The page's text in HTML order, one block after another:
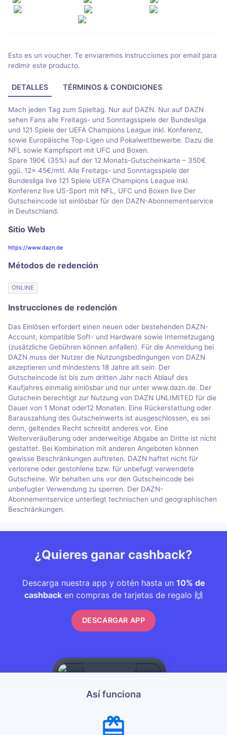
Esto es un voucher. Te enviaremos instrucciones por email para
redimir este producto.
DETALLES TÉRMINOS & CONDICIONES
Mach jeden Tag zum Spieltag. Nur auf DAZN. Nur auf DAZN
sehen Fans alle Freitags- und Sonntagsspiele der Bundesliga
und 121 Spiele der UEFA Champions League inkl. Konferenz,
sowie Europäische Top-Ligen und Pokalwettbewerbe. Dazu die
NFL sowie Kampfsport mit UFC und Boxen.
Spare 190€ (35%) auf der 12 Monats-Gutscheinkarte – 350€
ggü. 12x 45€/mtl. Alle Freitags- und Sonntagsspiele der
Bundesliga live 121 Spiele UEFA Champions League inkl.
Konferenz live US-Sport mit NFL, UFC und Boxen live Der
Gutscheincode ist einlösbar für den DAZN-Abonnementservice
in Deutschland.
Sitio Web
https://www.dazn.de
Métodos de redención
ONLINE
Instrucciones de redención
Das Einlösen erfordert einen neuen oder bestehenden DAZN-
Account, kompatible Soft- und Hardware sowie Internetzugang
(zusätzliche Gebühren können anfallen). Für die Anmeldung bei
DAZN muss der Nutzer die Nutzungsbedingungen von DAZN
akzeptieren und mindestens 18 Jahre alt sein. Der
Gutscheincode ist bis zum dritten Jahr nach Ablauf des
Kaufjahres einmalig einlösbar und nur unter www.dazn.de. Der
Gutschein berechtigt zur Nutzung von DAZN UNLIMITED für die
Dauer von 1 Monat oder12 Monaten. Eine Rückerstattung oder
Barauszahlung des Gutscheinwerts ist ausgeschlossen, es sei
denn, geltendes Recht schreibt anderes vor. Eine
Weiterveräußerung oder anderweitige Abgabe an Dritte ist nicht
gestattet. Bei Kombination mit anderen Angeboten können
gewisse Beschränkungen auftreten. DAZN haftet nicht für
verlorene oder gestohlene bzw. für unbefugt verwendete
Gutscheine. Wir behalten uns vor den Gutscheincode bei
unbefugter Verwendung zu sperren. Der DAZN-
Abonnementservice unterliegt technischen und geographischen
Beschränkungen.
¿Quieres ganar cashback?
Descarga nuestra app y obtén hasta un 10% de
cashback en compras de tarjetas de regalo 🙌
DESCARGAR APP
Así funciona